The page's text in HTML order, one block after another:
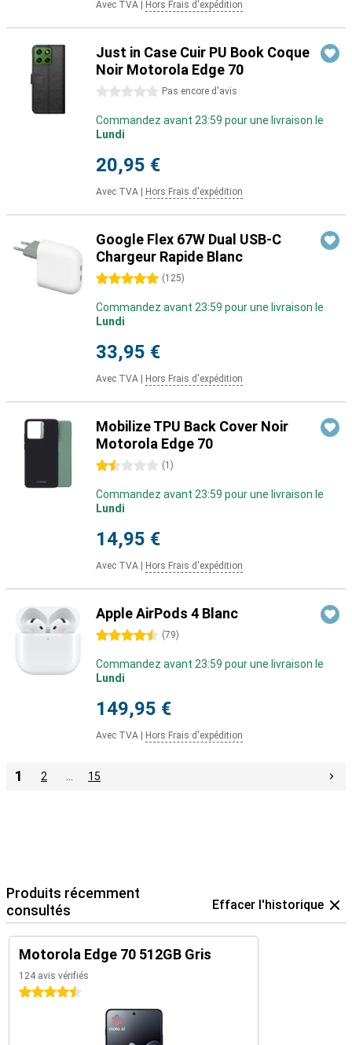
Avec TVA Hors Frais d'expédition
Just in Case Cuir PU Book Coque
Noir Motorola Edge 70
0 étoiles Pas encore d'avis
Commandez avant 23:59 pour une livraison le
Lundi
20,95 €
Avec TVA Hors Frais d'expédition
Google Flex 67W Dual USB-C
Chargeur Rapide Blanc
5 étoiles (125)
Commandez avant 23:59 pour une livraison le
Lundi
33,95 €
Avec TVA Hors Frais d'expédition
Mobilize TPU Back Cover Noir
Motorola Edge 70
1.5 étoiles (1 )
Commandez avant 23:59 pour une livraison le
Lundi
14,95 €
Avec TVA Hors Frais d'expédition
Apple AirPods 4 Blanc
4.5 étoiles (79)
Commandez avant 23:59 pour une livraison le
Lundi
149,95 €
Avec TVA Hors Frais d'expédition
1 2 15
Produits récemment
consultés
Effacer l'historique
Motorola Edge 70 512GB Gris
124 avis vérifiés
4.5 étoiles